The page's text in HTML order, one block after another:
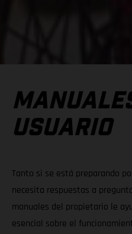
USUARIO
Tanto si se está preparando
necesita respuestas a
manuales del propietario le
esencial sobre el